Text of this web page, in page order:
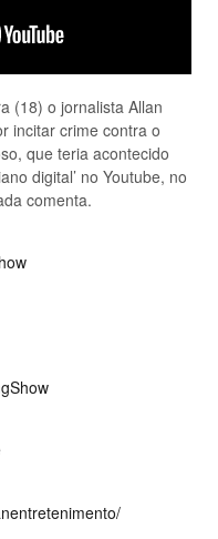
(18) o jornalista Allan
incitar crime contra o
que teria acontecido
digital’ no Youtube, no
comenta.